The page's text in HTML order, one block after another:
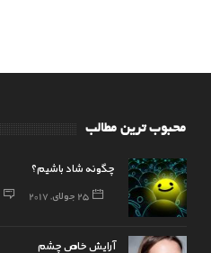
محبوب ترین مطالب
چگونه شاد باشیم؟
25 جولای, 2017
آرایش خاص چشم